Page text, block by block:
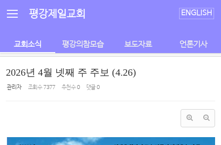
평강제일교회 ENGLISH
교회소식 평강의참모습 보도자료 언론기사
2026년 4월 넷째 주 주보 (4.26)
관리자 조회 수7377 추천 수0 댓글0